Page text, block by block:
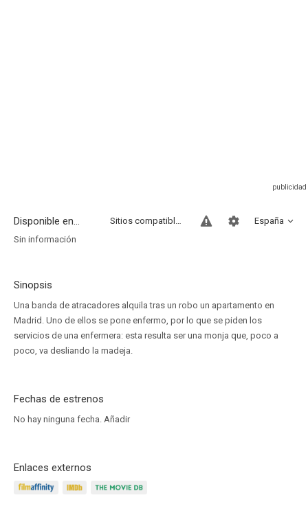
Disponible en... España
Sitios compatibles
Sin información
Sinopsis
Una banda de atracadores alquila tras un robo un apartamento en
Madrid. Uno de ellos se pone enfermo, por lo que se piden los
servicios de una enfermera: esta resulta ser una monja que, poco a
poco, va desliando la madeja.
Fechas de estrenos
No hay ninguna fecha. Añadir
Enlaces externos